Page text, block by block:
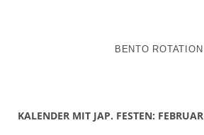
BENTO ROTATION
KALENDER MIT JAP. FESTEN: FEBRUAR